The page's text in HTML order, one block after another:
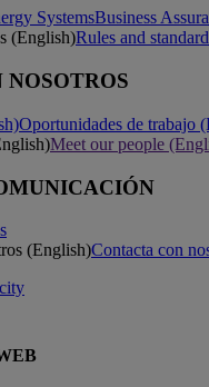
SystemsBusiness
Rules and
Oportunidades de trabajo
Meet our people
Contacta con